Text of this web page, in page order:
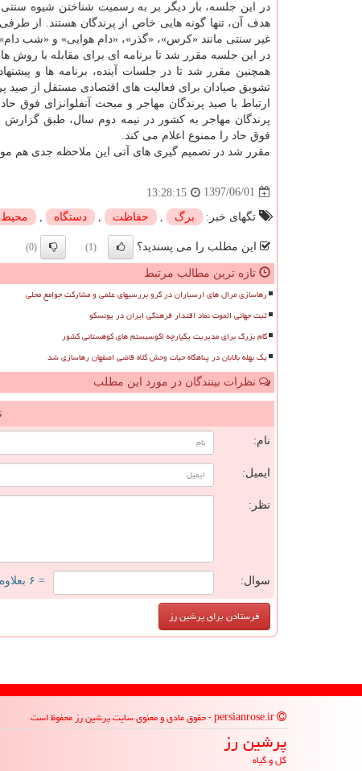
در این جلسه، بار دیگر بر به رسمیت شناختن شیوه
هدف آن، تنها گونه هایی خاص از پرندگان هستند. از
غیر سنتی مانند «كرس»، «گذر»، «دام هوایی» و «شب
در این جلسه مقرر شد تا برنامه ای برای مقابله با
همچنین مقرر شد تا در جلسات آینده، برنامه ها و
تشویق صیادان برای فعالیت های اقتصادی مستقل از صید
ارتباط با صید پرندگان مهاجر و مبحث آنفلوانزای فوق
پرندگان مهاجر به كشور در نیمه دوم سال، طبق گزارش
فوق حاد را ممنوع اعلام می كند.
مقرر شد در تصمیم گیری های آتی این ملاحظه جدی هم
1397/06/01
13:28:15
تگهای خبر: برگ حفاظت دستگاه
این مطلب را می پسندید؟ (1)
(0)
تازه ترین مطالب مرتبط
رهاسازی مرال های ارسباران در گرو بررسیهای علمی و مشارکت جوامع محلی
ثبت جهانی الموت نماد اقتدار فرهنگی ایران در یونسکو
گام بزرگ برای مدیریت یکپارچه اکوسیستم های کوهستانی کشور
یک بهله بالابان در پناهگاه حیات وحش کلاه قاضی اصفهان رهاسازی شد
نظرات بینندگان در مورد این مطلب
نام:
ایمیل:
نظر:
سوال: = ۶ بعلاوه ۲
پرشین رز
گل و گیاه